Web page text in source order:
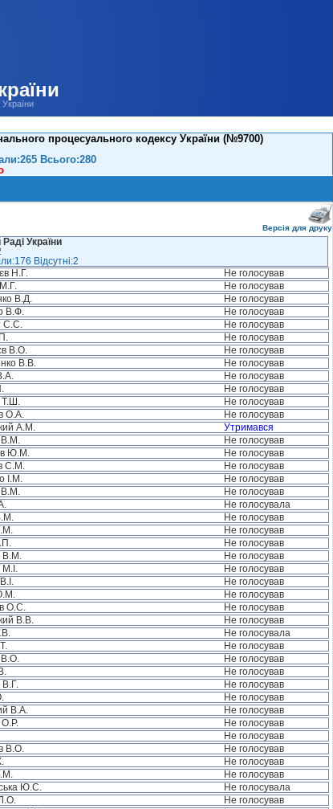
процесуального кодексу України (№9700)
Всього:280
Версія для друку
Раді України
Відсутні:2
Н.Г.
Не голосував
Не голосував
В.Д.
Не голосував
В.Ф.
Не голосував
С.С.
Не голосував
Не голосував
В.О.
Не голосував
В.В.
Не голосував
Не голосував
Не голосував
Т.Ш.
Не голосував
О.А.
Не голосував
А.М.
Утримався
В.М.
Не голосував
Ю.М.
Не голосував
С.М.
Не голосував
І.М.
Не голосував
В.М.
Не голосував
Не голосувала
Не голосував
Не голосував
Не голосував
В.М.
Не голосував
Не голосував
Не голосував
Не голосував
О.С.
Не голосував
В.В.
Не голосував
Не голосувала
Не голосував
В.О.
Не голосував
Не голосував
В.Г.
Не голосував
Не голосував
В.А.
Не голосував
О.Р.
Не голосував
Не голосував
В.О.
Не голосував
Не голосував
Не голосував
Ю.С.
Не голосувала
Не голосував